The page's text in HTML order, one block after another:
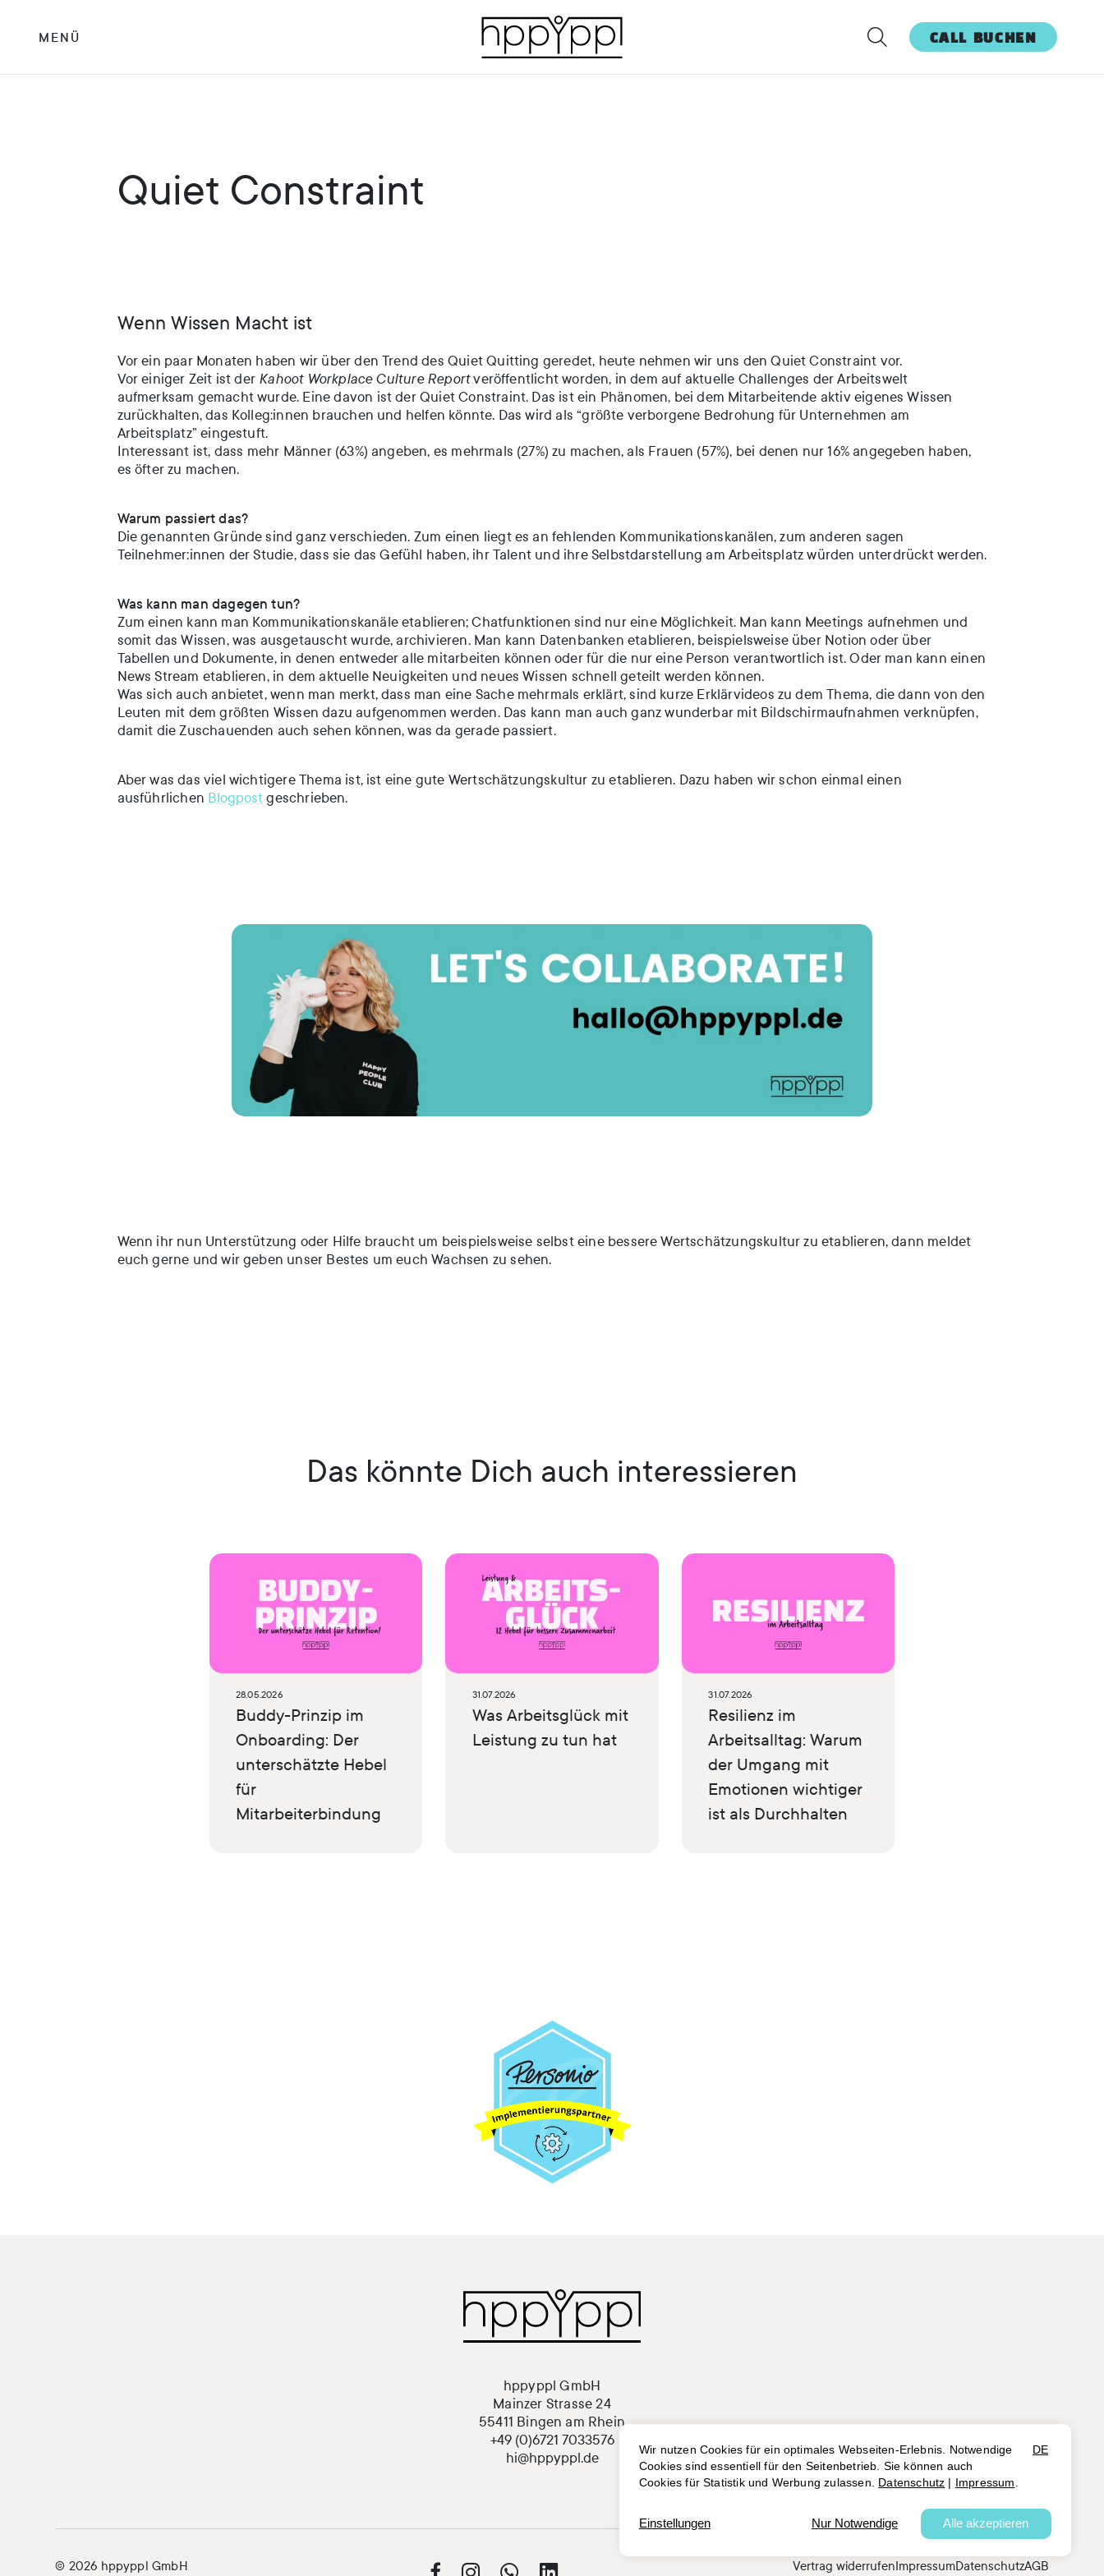
MENÜ CALL BUCHEN
Quiet Constraint
Wenn Wissen Macht ist
Vor ein paar Monaten haben wir über den Trend des Quiet Quitting geredet, heute nehmen wir uns den Quiet Constraint vor.
Vor einiger Zeit ist der Kahoot Workplace Culture Reportveröffentlicht worden, in dem auf aktuelle Challenges der Arbeitswelt
aufmerksam gemacht wurde. Eine davon ist der Quiet Constraint. Das ist ein Phänomen, bei dem Mitarbeitende aktiv eigenes Wissen
zurückhalten, das Kolleg:innen brauchen und helfen könnte. Das wird als “größte verborgene Bedrohung für Unternehmen am
Arbeitsplatz” eingestuft.
Interessant ist, dass mehr Männer (63%) angeben, es mehrmals (27%) zu machen, als Frauen (57%), bei denen nur 16% angegeben haben,
es öfter zu machen.
Warum passiert das?
Die genannten Gründe sind ganz verschieden. Zum einen liegt es an fehlenden Kommunikationskanälen, zum anderen sagen
Teilnehmer:innen der Studie, dass sie das Gefühl haben, ihr Talent und ihre Selbstdarstellung am Arbeitsplatz würden unterdrückt werden.
Was kann man dagegen tun?
Zum einen kann man Kommunikationskanäle etablieren; Chatfunktionen sind nur eine Möglichkeit. Man kann Meetings aufnehmen und
somit das Wissen, was ausgetauscht wurde, archivieren. Man kann Datenbanken etablieren, beispielsweise über Notion oder über
Tabellen und Dokumente, in denen entweder alle mitarbeiten können oder für die nur eine Person verantwortlich ist. Oder man kann einen
News Stream etablieren, in dem aktuelle Neuigkeiten und neues Wissen schnell geteilt werden können.
Was sich auch anbietet, wenn man merkt, dass man eine Sache mehrmals erklärt, sind kurze Erklärvideos zu dem Thema, die dann von den
Leuten mit dem größten Wissen dazu aufgenommen werden. Das kann man auch ganz wunderbar mit Bildschirmaufnahmen verknüpfen,
damit die Zuschauenden auch sehen können, was da gerade passiert.
Aber was das viel wichtigere Thema ist, ist eine gute Wertschätzungskultur zu etablieren. Dazu haben wir schon einmal einen
ausführlichen Blogpostgeschrieben.
Wenn ihr nun Unterstützung oder Hilfe braucht um beispielsweise selbst eine bessere Wertschätzungskultur zu etablieren, dann meldet
euch gerne und wir geben unser Bestes um euch Wachsen zu sehen.
Das könnte Dich auch interessieren
28.05.2026
Buddy-Prinzip im
Onboarding: Der
unterschätzte Hebel
für
Mitarbeiterbindung
31.07.2026
Was Arbeitsglück mit
Leistung zu tun hat
31.07.2026
Resilienz im
Arbeitsalltag: Warum
der Umgang mit
Emotionen wichtiger
ist als Durchhalten
hppyppl GmbH
Mainzer Strasse 24
55411 Bingen am Rhein
+49 (0)6721 7033576
hi@hppyppl.de
© 2026 hppyppl GmbH Vertrag widerrufenImpressumDatenschutzAGB
